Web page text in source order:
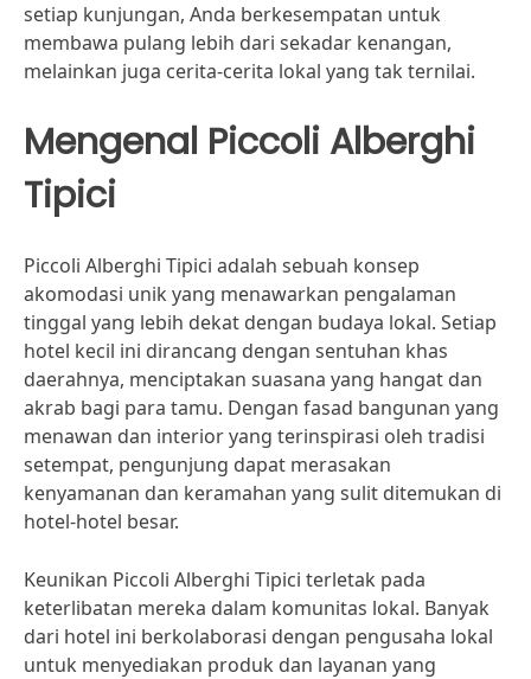
setiap kunjungan, Anda berkesempatan untuk
membawa pulang lebih dari sekadar kenangan,
melainkan juga cerita-cerita lokal yang tak ternilai.
Mengenal Piccoli Alberghi
Tipici
Piccoli Alberghi Tipici adalah sebuah konsep
akomodasi unik yang menawarkan pengalaman
tinggal yang lebih dekat dengan budaya lokal. Setiap
hotel kecil ini dirancang dengan sentuhan khas
daerahnya, menciptakan suasana yang hangat dan
akrab bagi para tamu. Dengan fasad bangunan yang
menawan dan interior yang terinspirasi oleh tradisi
setempat, pengunjung dapat merasakan
kenyamanan dan keramahan yang sulit ditemukan di
hotel-hotel besar.
Keunikan Piccoli Alberghi Tipici terletak pada
keterlibatan mereka dalam komunitas lokal. Banyak
dari hotel ini berkolaborasi dengan pengusaha lokal
untuk menyediakan produk dan layanan yang